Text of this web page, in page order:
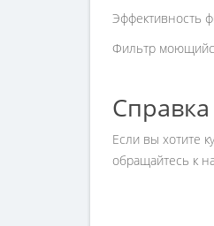
Эффективность
Фильтр
Если вы хотите
обращайтесь к